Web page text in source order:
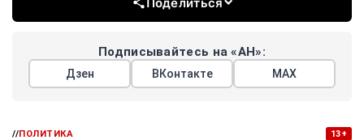
Подписывайтесь на «АН»:
Дзен ВКонтакте МАХ
//ПОЛИТИКА 13+